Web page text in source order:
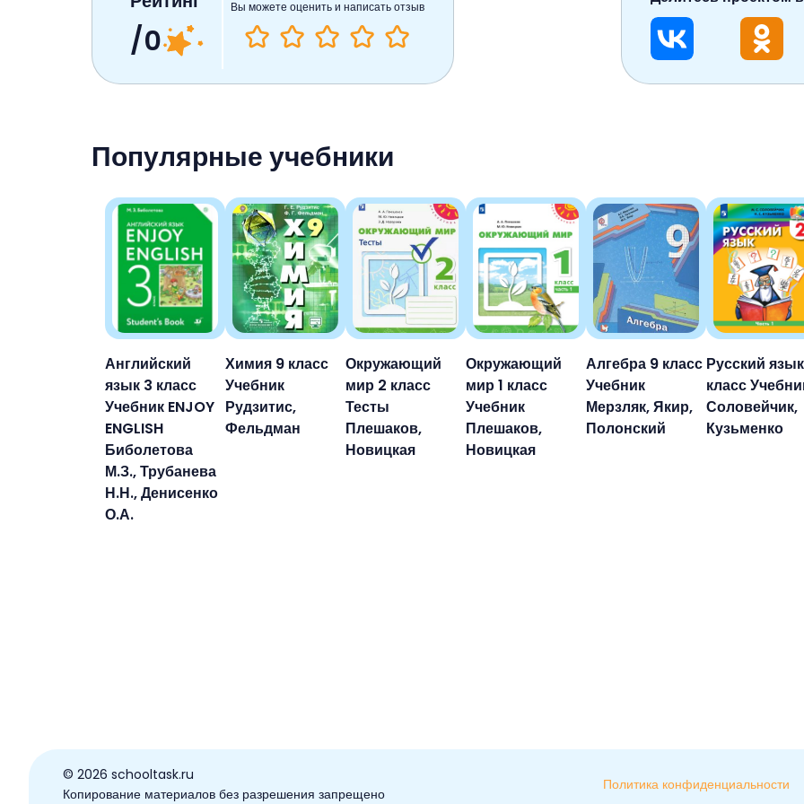
Популярные учебники
Английский
язык 3 класс
Учебник ENJOY
ENGLISH
Биболетова
М.З., Трубанева
Н.Н., Денисенко
О.А.
Химия 9 класс
Учебник
Рудзитис,
Фельдман
Окружающий
мир 2 класс
Тесты
Плешаков,
Новицкая
Окружающий
мир 1 класс
Учебник
Плешаков,
Новицкая
Алгебра 9 класс
Учебник
Мерзляк, Якир,
Полонский
Русский
класс
Соловейчик,
Кузьменко
/0
Вы можете оценить и написать отзыв
© ️2026 schooltask.ru
Копирование материалов без разрешения запрещено
Политика конфиденциальности